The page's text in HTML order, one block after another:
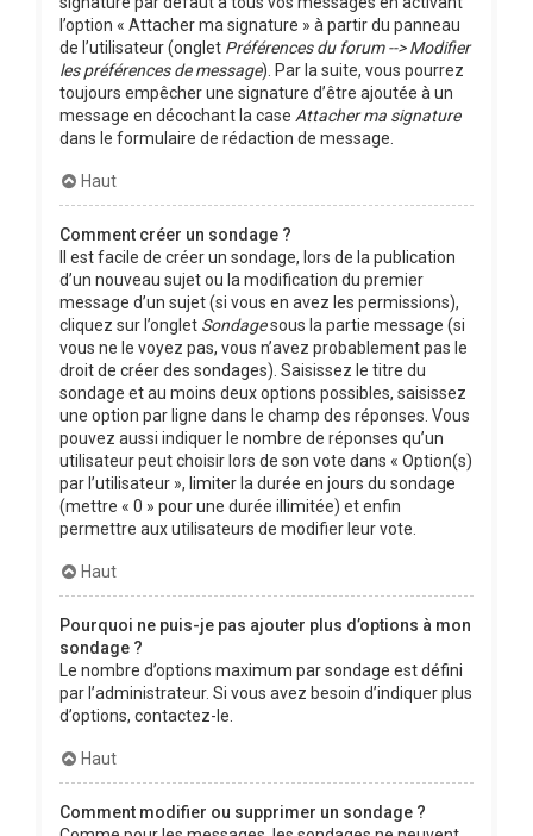
l’option « Attacher ma signature » à partir du panneau
de l’utilisateur (onglet Préférences du forum --> Modifier
les préférences de message). Par la suite, vous pourrez
toujours empêcher une signature d’être ajoutée à un
message en décochant la case Attacher ma signature
dans le formulaire de rédaction de message.
Haut
Comment créer un sondage ?
Il est facile de créer un sondage, lors de la publication
d’un nouveau sujet ou la modification du premier
message d’un sujet (si vous en avez les permissions),
cliquez sur l’onglet Sondagesous la partie message (si
vous ne le voyez pas, vous n’avez probablement pas le
droit de créer des sondages). Saisissez le titre du
sondage et au moins deux options possibles, saisissez
une option par ligne dans le champ des réponses. Vous
pouvez aussi indiquer le nombre de réponses qu’un
utilisateur peut choisir lors de son vote dans « Option(s)
par l’utilisateur », limiter la durée en jours du sondage
(mettre « 0 » pour une durée illimitée) et enfin
permettre aux utilisateurs de modifier leur vote.
Haut
Pourquoi ne puis-je pas ajouter plus d’options à mon
sondage ?
Le nombre d’options maximum par sondage est défini
par l’administrateur. Si vous avez besoin d’indiquer plus
d’options, contactez-le.
Haut
Comment modifier ou supprimer un sondage ?